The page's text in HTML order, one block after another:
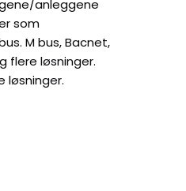
anleggene
som
M bus, Bacnet,
flere løsninger.
løsninger.